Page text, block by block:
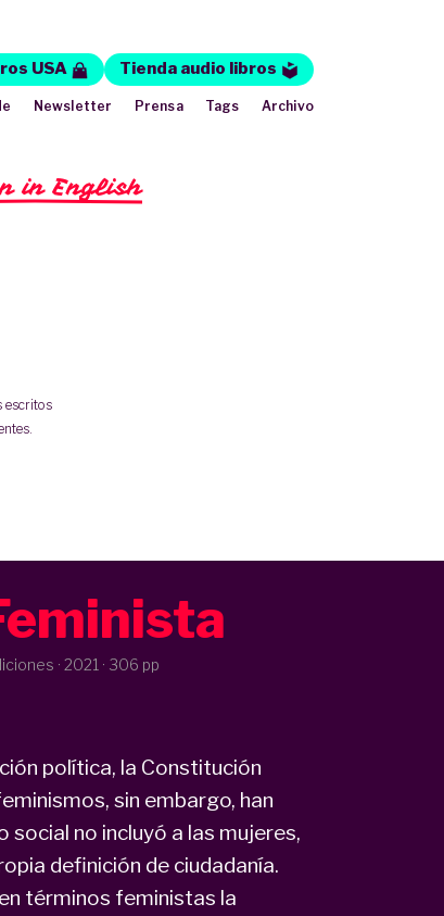
in English
escritos
USA
Tienda audio libros
Newsletter Prensa Tags Archivo
· 2021 · 306 pp
política, la Constitución
sin embargo, han
social no incluyó a las mujeres,
definición de ciudadanía.
términos feministas la